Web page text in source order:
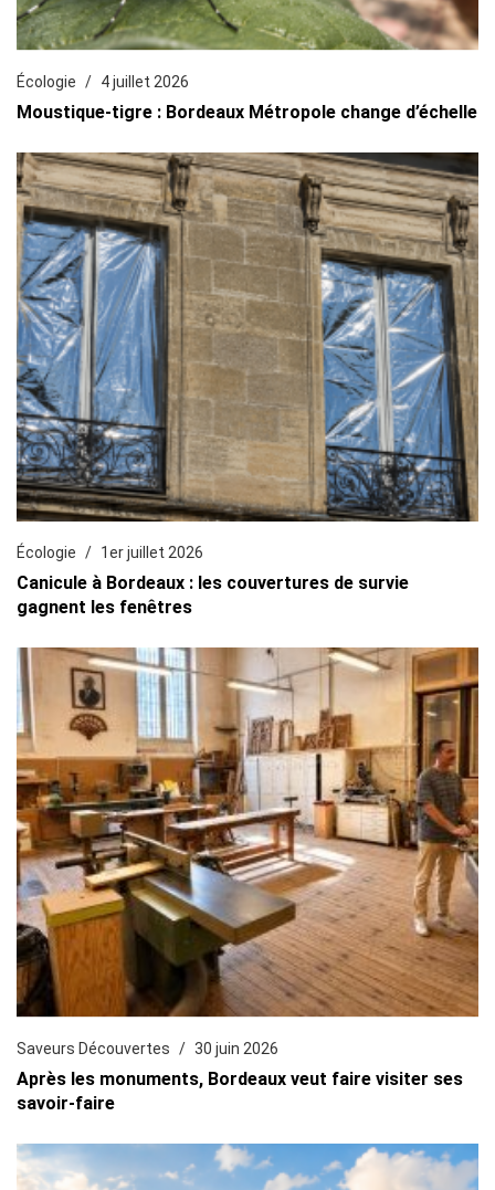
Écologie 4 juillet 2026
Moustique-tigre : Bordeaux Métropole change d’échelle
Écologie 1er juillet 2026
Canicule à Bordeaux : les couvertures de survie
gagnent les fenêtres
Saveurs Découvertes 30 juin 2026
Après les monuments, Bordeaux veut faire visiter ses
savoir-faire